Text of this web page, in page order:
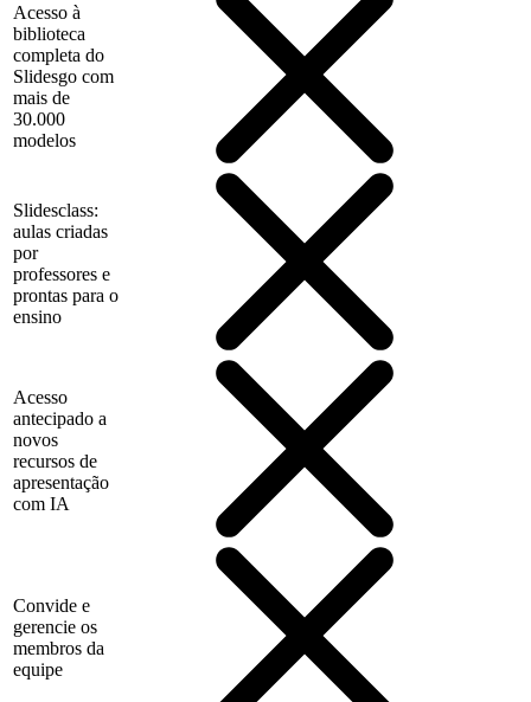
Acesso à
biblioteca
completa do
Slidesgo com
mais de
30.000
modelos
Slidesclass:
aulas criadas
por
professores e
prontas para o
ensino
Acesso
antecipado a
novos
recursos de
apresentação
com IA
Convide e
gerencie os
membros da
equipe